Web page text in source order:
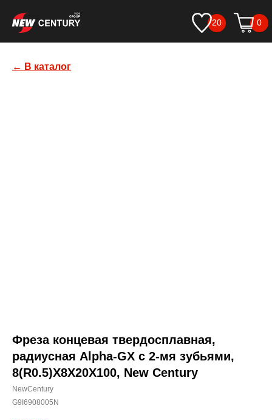
0
20
← В каталог
Фреза концевая твердосплавная,
радиусная Alpha-GX c 2-мя зубьями,
8(R0.5)X8X20X100, New Century
NewCentury
G9I6908005N